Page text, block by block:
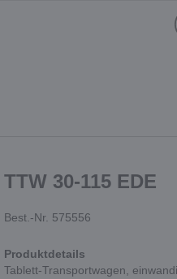
TTW 30-115 EDE
Best.-Nr. 575556
Produktdetails
Tablett-Transportwagen,